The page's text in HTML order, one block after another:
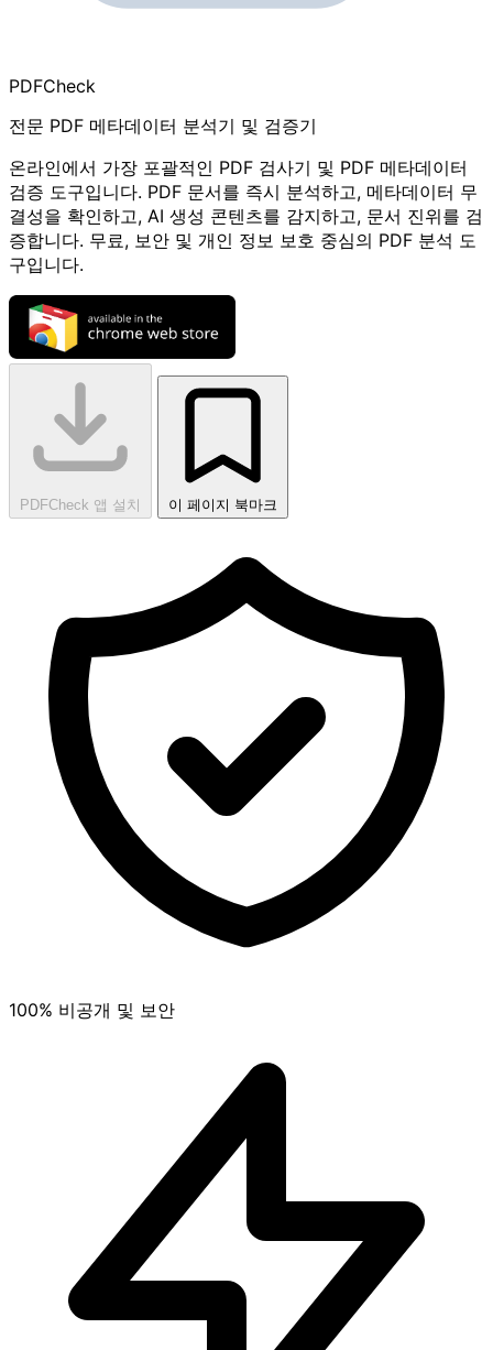
PDFCheck
전문 PDF 메타데이터 분석기 및 검증기
온라인에서 가장 포괄적인 PDF 검사기 및 PDF 메타데이터
검증 도구입니다. PDF 문서를 즉시 분석하고, 메타데이터 무
결성을 확인하고, AI 생성 콘텐츠를 감지하고, 문서 진위를 검
증합니다. 무료, 보안 및 개인 정보 보호 중심의 PDF 분석 도
구입니다.
PDFCheck 앱 설치 이 페이지 북마크
100% 비공개 및 보안